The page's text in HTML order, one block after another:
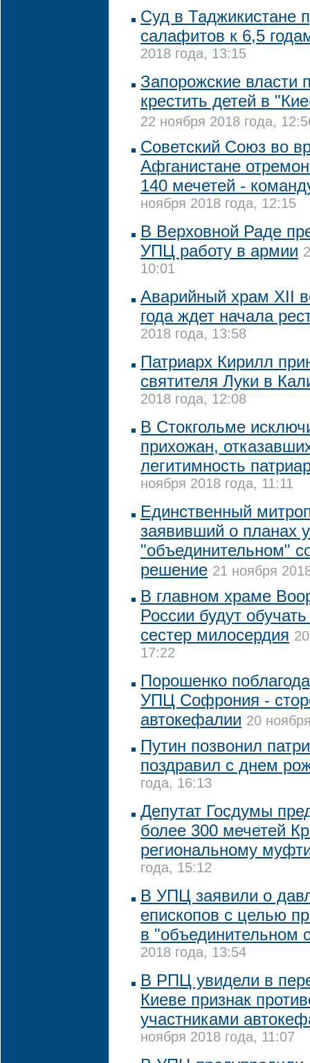
Суд в Таджикистане
салафитов к 6,5
2018 года, 13:15
Запорожские власти
крестить детей в
22 ноября 2018 года,
Советский Союз во
Афганистане
140 мечетей -
ноября 2018 года, 12:15
В Верховной Раде
УПЦ работу в армии
10:01
Аварийный храм XII
года ждет начала
2018 года, 13:58
Патриарх Кирилл
святителя Луки в
2018 года, 12:08
В Стокгольме
прихожан,
легитимность
ноября 2018 года, 11:11
Единственный
заявивший о планах
"объединительном"
решение 21 ноября
В главном храме
России будут
сестер милосердия
17:22
Порошенко
УПЦ Софрония -
автокефалии 20
Путин позвонил
поздравил с днем
года, 16:13
Депутат Госдумы
более 300 мечетей
региональному
года, 15:12
В УПЦ заявили о
епископов с целью
в "объединительном
2018 года, 13:54
В РПЦ увидели в
Киеве признак
участниками
ноября 2018 года, 11:07